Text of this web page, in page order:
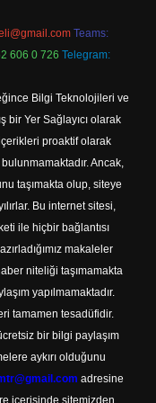
Teams:
606 0 726 Telegram:
Bilgi Teknolojileri ve
bir Yer Sağlayıcı olarak
proaktif olarak
Ancak,
taşımakta olup, siteye
Bu internet sitesi,
ile hiçbir bağlantısı
makaleler
niteliği taşımamakta
yapılmamaktadır.
tamamen tesadüfidir.
bir bilgi paylaşım
aykırı olduğunu
adresine
içerisinde sitemizden